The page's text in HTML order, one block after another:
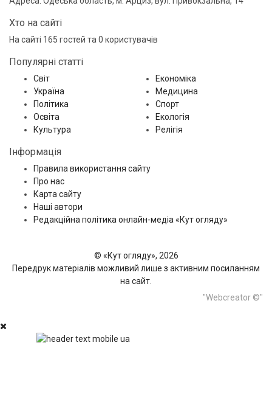
Хто на сайті
На сайті 165 гостей та 0 користувачів
Популярні статті
Світ
Україна
Політика
Освіта
Культура
Економіка
Медицина
Спорт
Екологія
Релігія
Інформація
Правила використання сайту
Про нас
Карта сайту
Наші автори
Редакційна політика онлайн-медіа «Кут огляду»
© «Кут огляду», 2026
Передрук матеріалів можливий лише з активним посиланням
на сайт.
"Webcreator ©"